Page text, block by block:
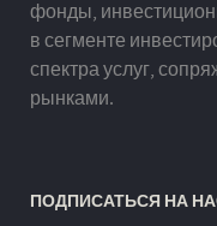
фонды,
в сегменте
спектра услуг,
рынками.
ПОДПИСАТЬСЯ НА